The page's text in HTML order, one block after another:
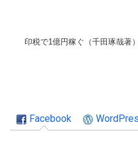
印税で1億円稼ぐ（千田琢哉著
Facebook